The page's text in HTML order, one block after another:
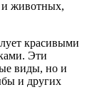
и животных,
красивыми
Эти
виды, но и
и других